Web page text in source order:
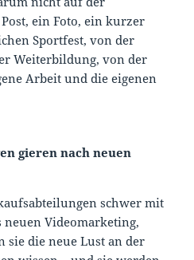
ein Foto, ein kurzer
Sportfest, von der
Weiterbildung, von der
Arbeit und die eigenen
gieren nach neuen
schwer mit
Videomarketing,
sie die neue Lust an der